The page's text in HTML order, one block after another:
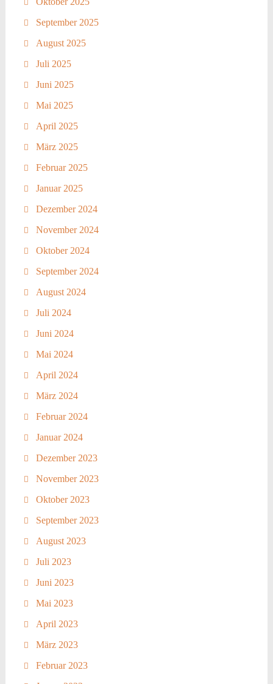
September 2025
August 2025
Juli 2025
Juni 2025
Mai 2025
April 2025
März 2025
Februar 2025
Januar 2025
Dezember 2024
November 2024
Oktober 2024
September 2024
August 2024
Juli 2024
Juni 2024
Mai 2024
April 2024
März 2024
Februar 2024
Januar 2024
Dezember 2023
November 2023
Oktober 2023
September 2023
August 2023
Juli 2023
Juni 2023
Mai 2023
April 2023
März 2023
Februar 2023